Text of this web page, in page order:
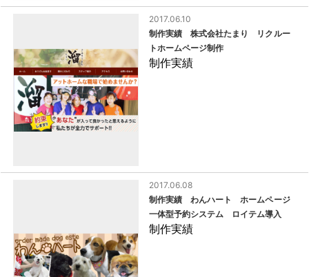
制作実績 株式会社たまり リクルー
トホームページ制作
制作実績
2017.06.10
制作実績 わんハート ホームページ
一体型予約システム ロイテム導入
制作実績
2017.06.08